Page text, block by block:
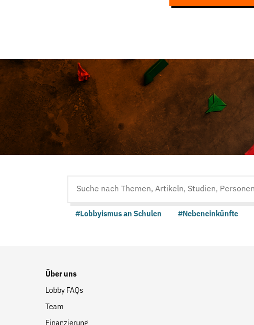
#Lobbyismus an Schulen #Nebeneinkünfte
Über uns
Lobby FAQs
Team